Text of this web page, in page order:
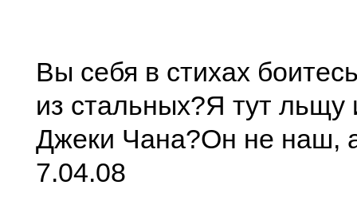
Вы себя в стихах
из стальных?Я тут льщу
Джеки Чана?Он не наш,
7.04.08